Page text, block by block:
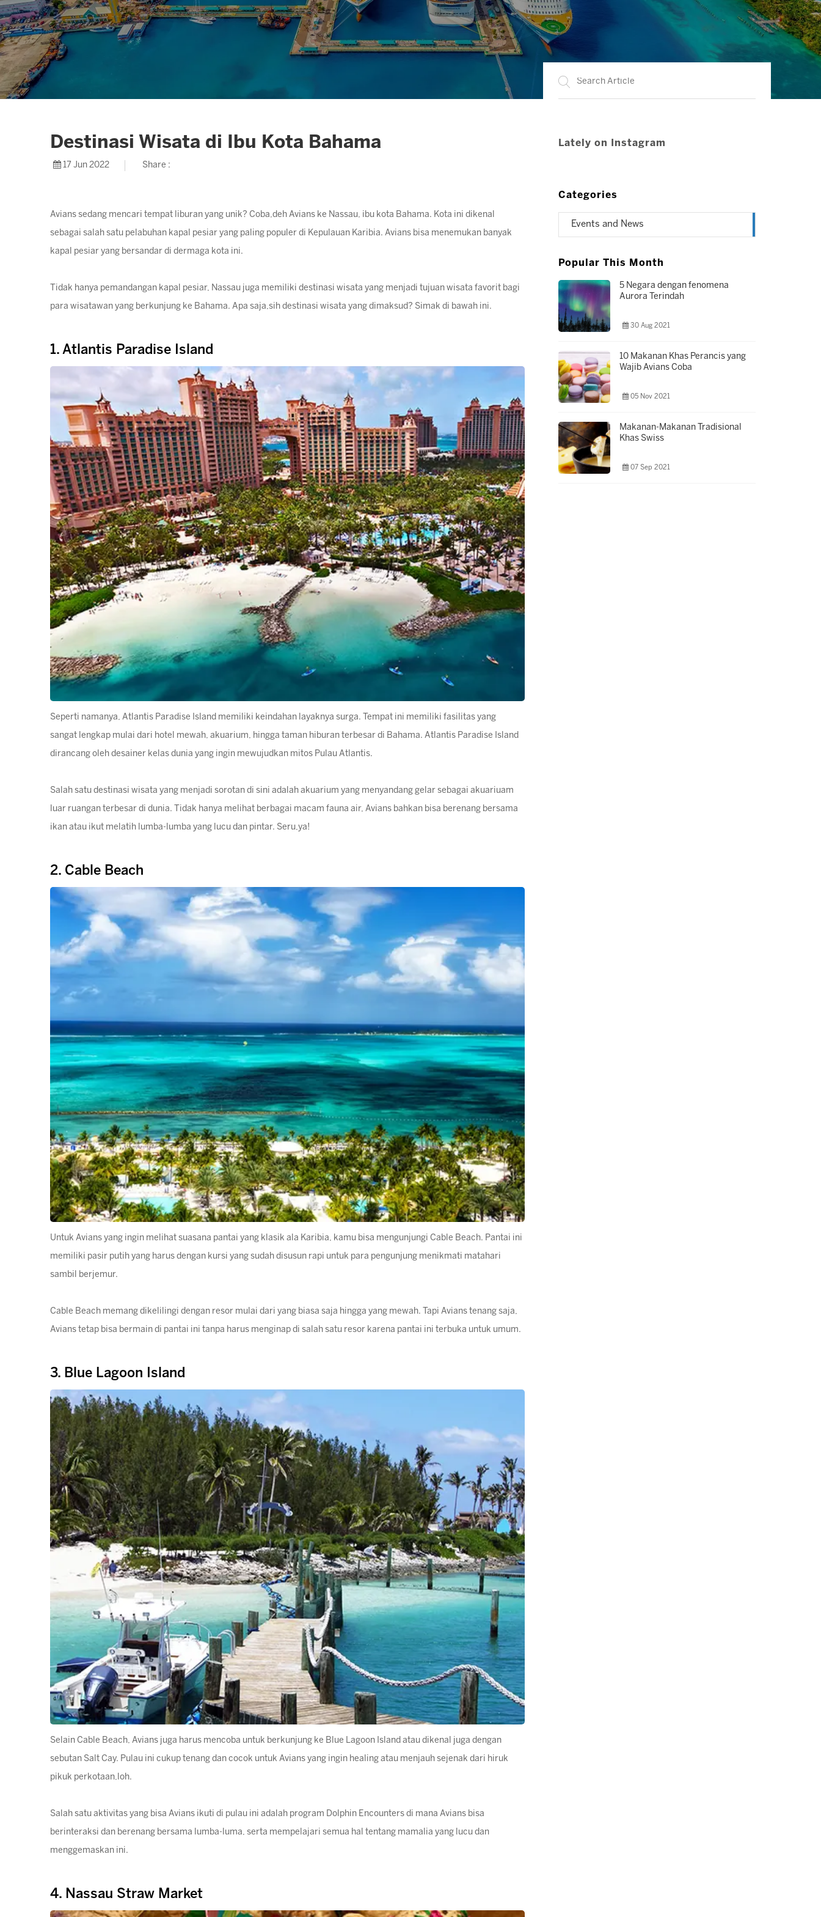
Destinasi Wisata di Ibu Kota Bahama
17 Jun 2022 Share :
Avians sedang mencari tempat liburan yang unik? Coba,deh Avians ke Nassau, ibu kota Bahama. Kota ini dikenal
sebagai salah satu pelabuhan kapal pesiar yang paling populer di Kepulauan Karibia. Avians bisa menemukan banyak
kapal pesiar yang bersandar di dermaga kota ini.
Tidak hanya pemandangan kapal pesiar, Nassau juga memiliki destinasi wisata yang menjadi tujuan wisata favorit bagi
para wisatawan yang berkunjung ke Bahama. Apa saja,sih destinasi wisata yang dimaksud? Simak di bawah ini.
1. Atlantis Paradise Island
Seperti namanya, Atlantis Paradise Island memiliki keindahan layaknya surga. Tempat ini memiliki fasilitas yang
sangat lengkap mulai dari hotel mewah, akuarium, hingga taman hiburan terbesar di Bahama. Atlantis Paradise Island
dirancang oleh desainer kelas dunia yang ingin mewujudkan mitos Pulau Atlantis.
Salah satu destinasi wisata yang menjadi sorotan di sini adalah akuarium yang menyandang gelar sebagai akuariuam
luar ruangan terbesar di dunia. Tidak hanya melihat berbagai macam fauna air, Avians bahkan bisa berenang bersama
ikan atau ikut melatih lumba-lumba yang lucu dan pintar. Seru,ya!
2. Cable Beach
Untuk Avians yang ingin melihat suasana pantai yang klasik ala Karibia, kamu bisa mengunjungi Cable Beach. Pantai ini
memiliki pasir putih yang harus dengan kursi yang sudah disusun rapi untuk para pengunjung menikmati matahari
sambil berjemur.
Cable Beach memang dikelilingi dengan resor mulai dari yang biasa saja hingga yang mewah. Tapi Avians tenang saja,
Avians tetap bisa bermain di pantai ini tanpa harus menginap di salah satu resor karena pantai ini terbuka untuk umum.
3. Blue Lagoon Island
Selain Cable Beach, Avians juga harus mencoba untuk berkunjung ke Blue Lagoon Island atau dikenal juga dengan
sebutan Salt Cay. Pulau ini cukup tenang dan cocok untuk Avians yang ingin healing atau menjauh sejenak dari hiruk
pikuk perkotaan,loh.
Salah satu aktivitas yang bisa Avians ikuti di pulau ini adalah program Dolphin Encounters di mana Avians bisa
berinteraksi dan berenang bersama lumba-luma, serta mempelajari semua hal tentang mamalia yang lucu dan
menggemaskan ini.
4. Nassau Straw Market
Lately on Instagram
Categories
Events and News
Popular This Month
5 Negara dengan fenomena
Aurora Terindah
30 Aug 2021
10 Makanan Khas Perancis yang
Wajib Avians Coba
05 Nov 2021
Makanan-Makanan Tradisional
Khas Swiss
07 Sep 2021